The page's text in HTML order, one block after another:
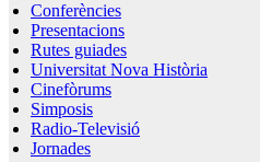
Conferències
Presentacions
Rutes guiades
Universitat Nova Història
Cinefòrums
Simposis
Radio-Televisió
Jornades